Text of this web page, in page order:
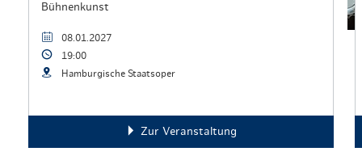
Bühnenkunst
08.01.2027
19:00
Hamburgische Staatsoper
Zur Veranstaltung